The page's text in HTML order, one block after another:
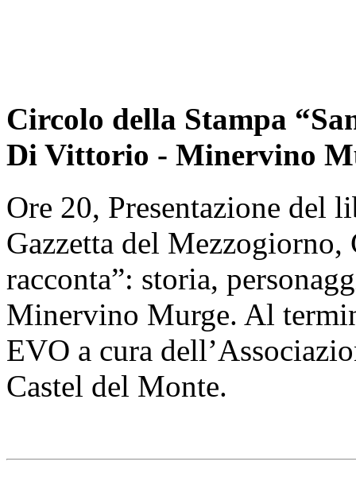
Circolo della Stampa
Di Vittorio - Minervino
Ore 20, Presentazione del
Gazzetta del
racconta”: storia,
Minervino Murge. Al
EVO a cura
Castel del Monte.